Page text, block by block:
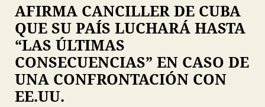
AFIRMA CANCILLER DE CUBA
QUE SU PAÍS LUCHARÁ HASTA
“LAS ÚLTIMAS
CONSECUENCIAS” EN CASO DE
UNA CONFRONTACIÓN CON
EE.UU.